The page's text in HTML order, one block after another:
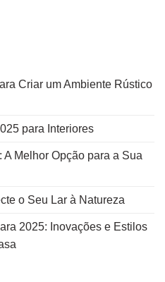
Criar um Ambiente Rústico
para Interiores
Melhor Opção para a Sua
o Seu Lar à Natureza
2025: Inovações e Estilos